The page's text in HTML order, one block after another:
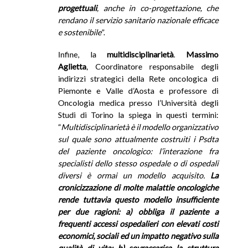
progettuali, anche in co-progettazione, che
rendano il servizio sanitario nazionale efficace
e sostenibile”.
Infine, lamultidisciplinarietà.
Massimo
Aglietta, Coordinatore responsabile degli
indirizzi strategici della Rete oncologica di
Piemonte e Valle d’Aosta e professore di
Oncologia medica presso l’Università degli
Studi di Torino la spiega in questi termini:
“Multidisciplinarietà è il modello organizzativo
sul quale sono attualmente costruiti i Psdta
del paziente oncologico: l’interazione fra
specialisti dello stesso ospedale o di ospedali
diversi è ormai un modello acquisito. La
cronicizzazione di molte malattie oncologiche
rende tuttavia questo modello insufficiente
per due ragioni: a) obbliga il paziente a
frequenti accessi ospedalieri con elevati costi
economici, sociali ed un impatto negativo sulla